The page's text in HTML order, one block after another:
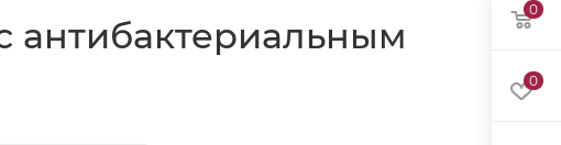
антибактериальным
0
0